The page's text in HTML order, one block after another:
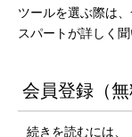
ツールを選ぶ際は
スパートが詳しく聞
会員登録（
続きを読むには、